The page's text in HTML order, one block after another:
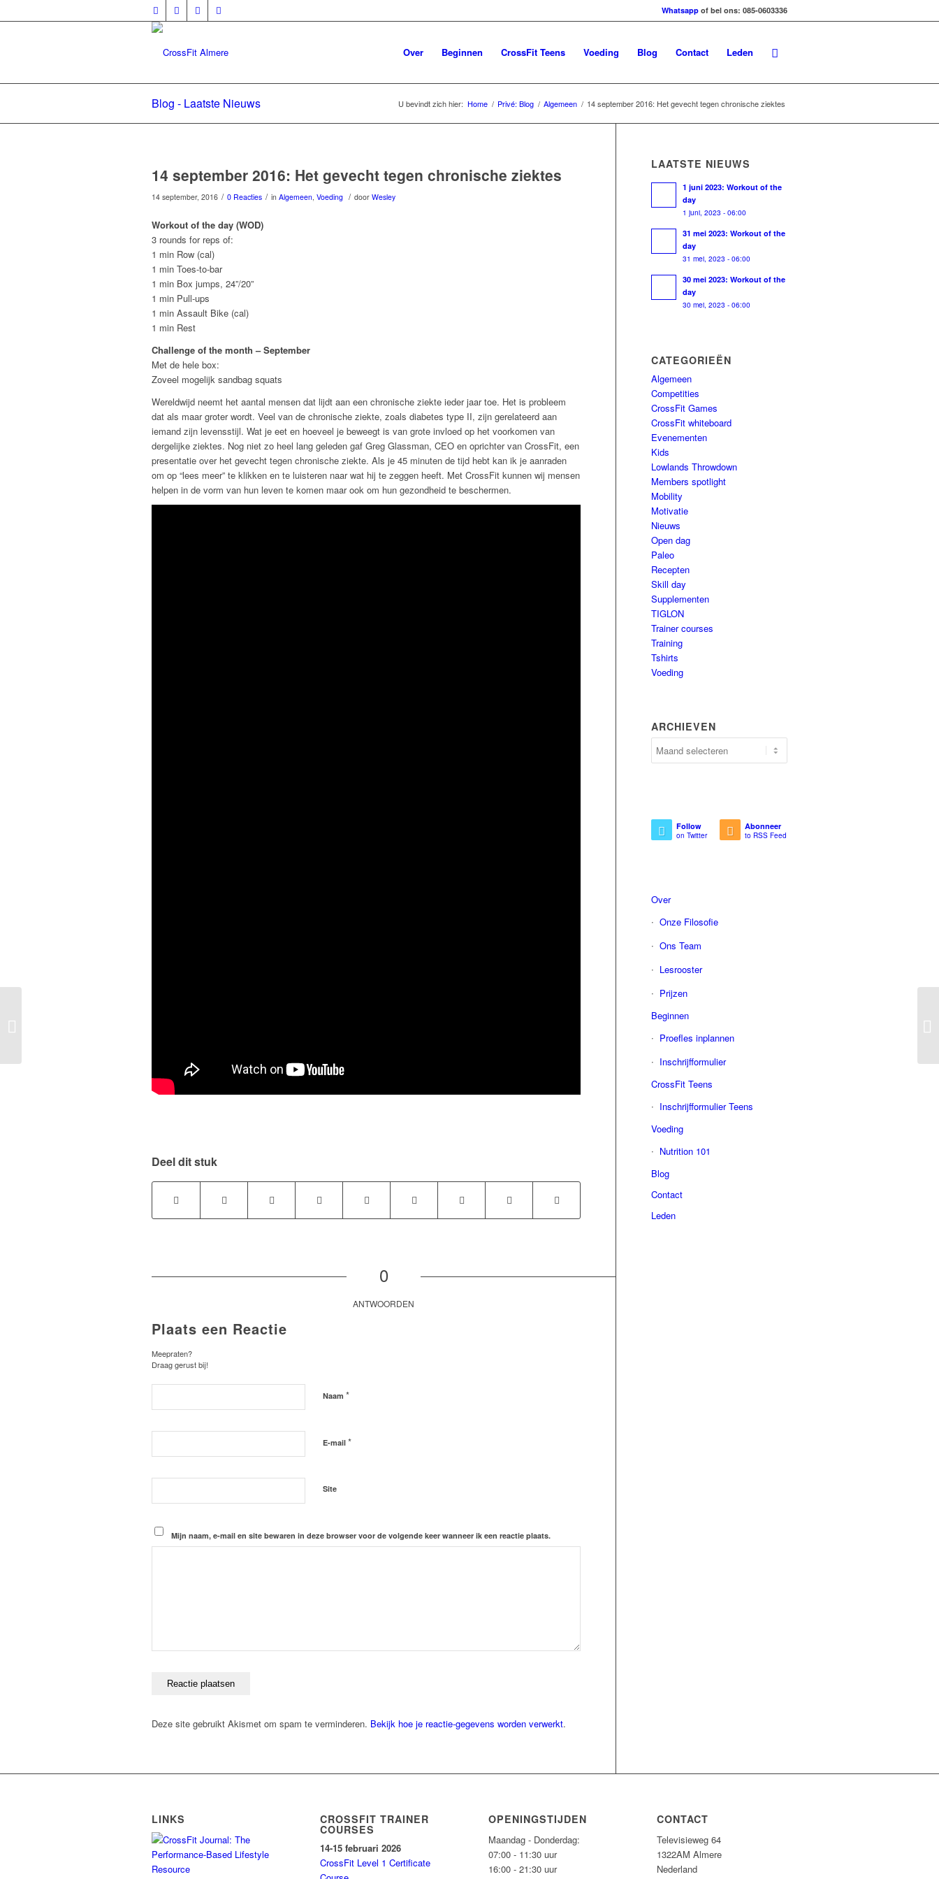
Whatsapp of bel ons: 085-0603336
Over Beginnen CrossFit Teens Voeding Blog Contact Leden
Blog - Laatste Nieuws U bevindt zich hier: Home / Privé: Blog / Algemeen / 14 september 2016: Het gevecht tegen chronische ziektes
14 september 2016: Het gevecht tegen chronische ziektes
14 september, 2016 / 0 Reacties / in Algemeen, Voeding / door Wesley
Workout of the day (WOD)
3 rounds for reps of:
1 min Row (cal)
1 min Toes-to-bar
1 min Box jumps, 24”/20”
1 min Pull-ups
1 min Assault Bike (cal)
1 min Rest
Challenge of the month – September
Met de hele box:
Zoveel mogelijk sandbag squats
Wereldwijd neemt het aantal mensen dat lijdt aan een chronische ziekte ieder jaar toe. Het is probleem
dat als maar groter wordt. Veel van de chronische ziekte, zoals diabetes type II, zijn gerelateerd aan
iemand zijn levensstijl. Wat je eet en hoeveel je beweegt is van grote invloed op het voorkomen van
dergelijke ziektes. Nog niet zo heel lang geleden gaf Greg Glassman, CEO en oprichter van CrossFit, een
presentatie over het gevecht tegen chronische ziekte. Als je 45 minuten de tijd hebt kan ik je aanraden
om op “lees meer” te klikken en te luisteren naar wat hij te zeggen heeft. Met CrossFit kunnen wij mensen
helpen in de vorm van hun leven te komen maar ook om hun gezondheid te beschermen.
Deel dit stuk
0
ANTWOORDEN
Plaats een Reactie
Meepraten?
Draag gerust bij!
Naam *
E-mail *
Site
Mijn naam, e-mail en site bewaren in deze browser voor de volgende keer wanneer ik een reactie plaats.
Deze site gebruikt Akismet om spam te verminderen. Bekijk hoe je reactie-gegevens worden verwerkt.
LAATSTE NIEUWS
1 juni 2023: Workout of the
day
1 juni, 2023 - 06:00
31 mei 2023: Workout of the
day
31 mei, 2023 - 06:00
30 mei 2023: Workout of the
day
30 mei, 2023 - 06:00
CATEGORIEËN
Algemeen
Competities
CrossFit Games
CrossFit whiteboard
Evenementen
Kids
Lowlands Throwdown
Members spotlight
Mobility
Motivatie
Nieuws
Open dag
Paleo
Recepten
Skill day
Supplementen
TIGLON
Trainer courses
Training
Tshirts
Voeding
ARCHIEVEN
Follow
on Twitter
Abonneer
to RSS Feed
Over
Onze Filosofie
Ons Team
Lesrooster
Prijzen
Beginnen
Proefles inplannen
Inschrijfformulier
CrossFit Teens
Inschrijfformulier Teens
Voeding
Nutrition 101
Blog
Contact
Leden
LINKS CROSSFIT TRAINER
COURSES
14-15 februari 2026
CrossFit Level 1 Certificate
OPENINGSTIJDEN
Maandag - Donderdag:
07:00 - 11:30 uur
16:00 - 21:30 uur
CONTACT
Televisieweg 64
1322AM Almere
Nederland